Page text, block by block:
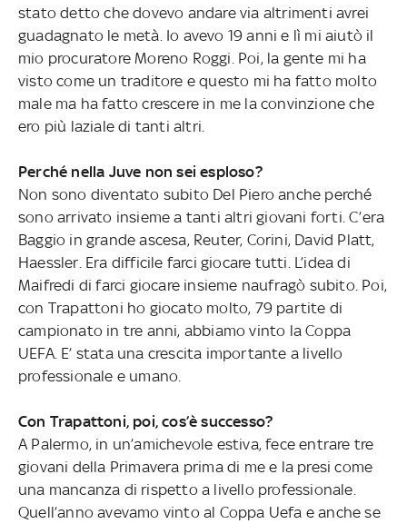
stato detto che dovevo andare via altrimenti avrei
guadagnato le metà. Io avevo 19 anni e lì mi aiutò il
mio procuratore Moreno Roggi. Poi, la gente mi ha
visto come un traditore e questo mi ha fatto molto
male ma ha fatto crescere in me la convinzione che
ero più laziale di tanti altri.
Perché nella Juve non sei esploso?
Non sono diventato subito Del Piero anche perché
sono arrivato insieme a tanti altri giovani forti. C’era
Baggio in grande ascesa, Reuter, Corini, David Platt,
Haessler. Era difficile farci giocare tutti. L’idea di
Maifredi di farci giocare insieme naufragò subito. Poi,
con Trapattoni ho giocato molto, 79 partite di
campionato in tre anni, abbiamo vinto la Coppa
UEFA. E’ stata una crescita importante a livello
professionale e umano.
Con Trapattoni, poi, cos’è successo?
A Palermo, in un’amichevole estiva, fece entrare tre
giovani della Primavera prima di me e la presi come
una mancanza di rispetto a livello professionale.
Quell’anno avevamo vinto al Coppa Uefa e anche se